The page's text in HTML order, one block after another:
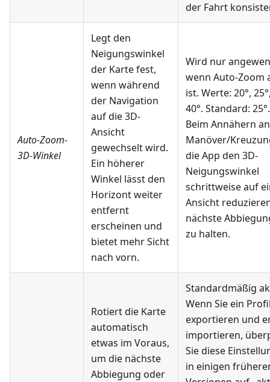
der Fahrt
Auto-Zoom-
3D-Winkel
Legt den
Neigungswinkel
der Karte fest,
wenn während
der Navigation
auf die 3D-
Ansicht
gewechselt wird.
Ein höherer
Winkel lässt den
Horizont weiter
entfernt
erscheinen und
bietet mehr Sicht
nach vorn.
Wird nur
wenn Auto-Zoom
ist. Werte: 20°,
40°. Standard: 25°.
Beim Annähern
Manöver/
die App den 3D-
Neigungswinkel
schrittweise auf
Ansicht
nächste
zu halten.
Rotiert die Karte
automatisch
etwas im Voraus,
um die nächste
Abbiegung oder
Standardmäßig
Wenn Sie ein
exportieren und
importieren,
Sie diese
in einigen